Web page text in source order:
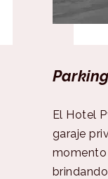
El Hotel
garaje
momento